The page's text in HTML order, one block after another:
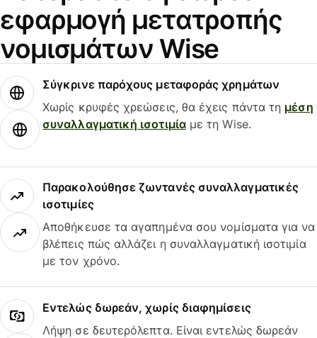
εφαρμογή μετατροπής
νομισμάτων Wise
Σύγκρινε παρόχους μεταφοράς χρημάτων
Χωρίς κρυφές χρεώσεις, θα έχεις πάντα τη μέση
συναλλαγματική ισοτιμίαμε τη Wise.
Παρακολούθησε ζωντανές συναλλαγματικές
ισοτιμίες
Αποθήκευσε τα αγαπημένα σου νομίσματα για να
βλέπεις πώς αλλάζει η συναλλαγματική ισοτιμία
με τον χρόνο.
Εντελώς δωρεάν, χωρίς διαφημίσεις
Λήψη σε δευτερόλεπτα. Είναι εντελώς δωρεάν